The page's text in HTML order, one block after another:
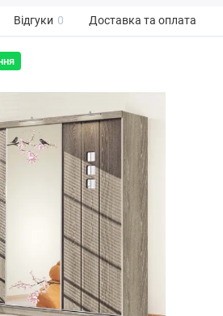
Відгуки 0 Доставка та оплата